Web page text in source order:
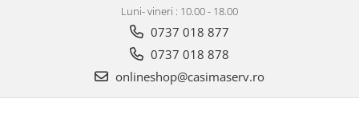
Luni- vineri : 10.00 - 18.00
0737 018 877
0737 018 878
onlineshop@casimaserv.ro